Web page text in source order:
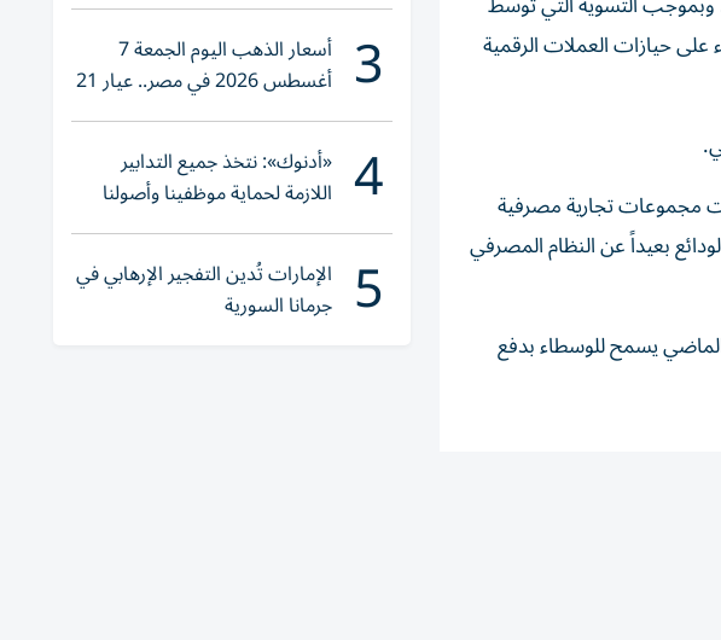
على حيازات العملات الرقمية
مجموعات تجارية مصرفية
بعيداً عن النظام المصرفي
يسمح للوسطاء بدفع
3 أسعار الذهب اليوم الجمعة 7
أغسطس 2026 في مصر.. عيار 21
يقترب من هذا الرقم
4 «أدنوك»: نتخذ جميع التدابير
اللازمة لحماية موظفينا وأصولنا
وعملياتنا
5 الإمارات تُدين التفجير الإرهابي في
جرمانا السورية